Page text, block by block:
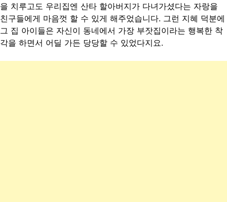
을 치루고도 우리집엔 산타 할아버지가 다녀가셨다는 자랑을
친구들에게 마음껏 할 수 있게 해주었습니다. 그런 지혜 덕분에
그 집 아이들은 자신이 동네에서 가장 부잣집이라는 행복한 착
각을 하면서 어딜 가든 당당할 수 있었다지요.